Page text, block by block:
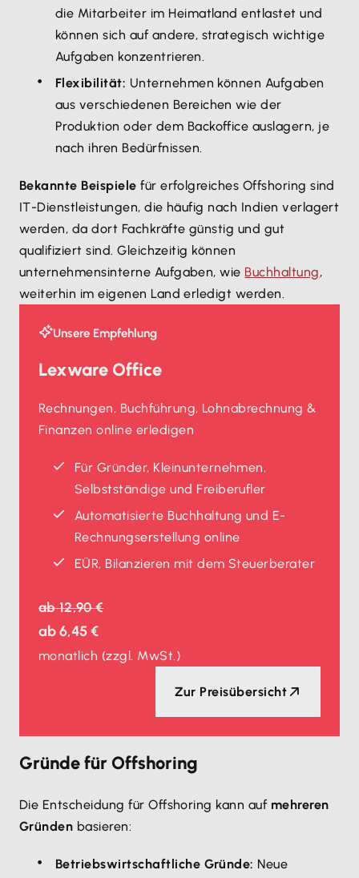
die Mitarbeiter im Heimatland entlastet und
können sich auf andere, strategisch wichtige
Aufgaben konzentrieren.
Flexibilität: Unternehmen können Aufgaben
aus verschiedenen Bereichen wie der
Produktion oder dem Backoffice auslagern, je
nach ihren Bedürfnissen.
Bekannte Beispiele für erfolgreiches Offshoring sind
IT-Dienstleistungen, die häufig nach Indien verlagert
werden, da dort Fachkräfte günstig und gut
qualifiziert sind. Gleichzeitig können
unternehmensinterne Aufgaben, wie Buchhaltung,
weiterhin im eigenen Land erledigt werden.
Unsere Empfehlung
Lexware Office
Rechnungen, Buchführung, Lohnabrechnung &
Finanzen online erledigen
Für Gründer, Kleinunternehmen,
Selbstständige und Freiberufler
Automatisierte Buchhaltung und E-
Rechnungserstellung online
EÜR, Bilanzieren mit dem Steuerberater
ab12,90 €
ab6,45 €
monatlich (zzgl. MwSt.)
Zur Preisübersicht
Gründe für Offshoring
Die Entscheidung für Offshoring kann auf mehreren
Gründen basieren:
Betriebswirtschaftliche Gründe: Neue